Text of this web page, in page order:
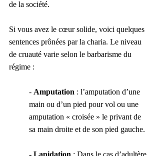
de la société.
Si vous avez le cœur solide, voici quelques
sentences prônées par la charia. Le niveau
de cruauté varie selon le barbarisme du
régime :
- Amputation : l’amputation d’une
main ou d’un pied pour vol ou une
amputation « croisée » le privant de
sa main droite et de son pied gauche.
- Lapidation : Dans le cas d’adultère,